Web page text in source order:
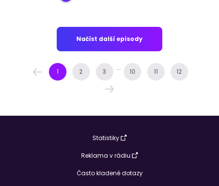
Načíst další episody
1 2 3 ... 10 11 12
Statistiky
Reklama v rádiu
Často kladené dotazy